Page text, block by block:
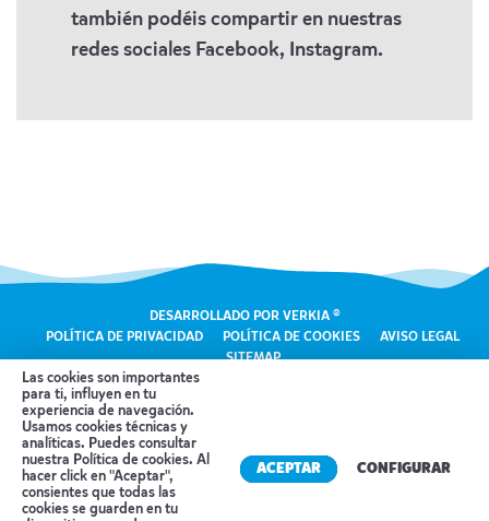
también podéis compartir en nuestras
redes sociales Facebook, Instagram.
Pacific Viatges ha sido beneficiaria con un importe de mas de
10.000€ de una subvención extraordinaria de apoyo a la solvencia
empresarial en la Comunidad Valenciana en respuesta a la pandemia
DESARROLLADO POR VERKIA ®
POLÍTICA DE PRIVACIDAD
POLÍTICA DE COOKIES
AVISO LEGAL
SITEMAP
Las cookies son importantes
para ti, influyen en tu
experiencia de navegación.
Usamos cookies técnicas y
analíticas. Puedes consultar
nuestra Política de cookies. Al
hacer click en "Aceptar",
consientes que todas las
cookies se guarden en tu
ACEPTAR CONFIGURAR